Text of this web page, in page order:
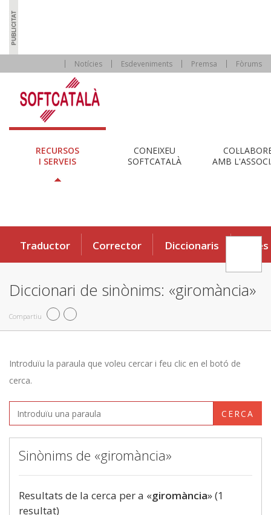
Notícies Esdeveniments Premsa Fòrums
RECURSOS
I SERVEIS
CONEIXEU
SOFTCATALÀ
AMB
Traductor Corrector Diccionaris Eines
Diccionari de sinònims: «giromància»
Compartiu
Introduïu la paraula que voleu cercar i feu clic en el botó de
cerca.
CERCA
Sinònims de «giromància»
Resultats de la cerca per a «giromància» (1
resultat)